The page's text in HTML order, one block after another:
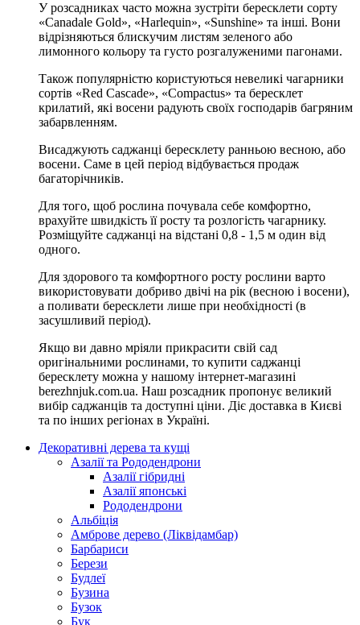
У розсадниках часто можна зустріти бересклети сорту
«Canadale Gold», «Harlequin», «Sunshine» та інші. Вони
відрізняються блискучим листям зеленого або
лимонного кольору та густо розгалуженими пагонами.
Також популярністю користуються невеликі чагарники
сортів «Red Cascade», «Compactus» та бересклет
крилатий, які восени радують своїх господарів багряним
забарвленням.
Висаджують саджанці бересклету ранньою весною, або
восени. Саме в цей період відбувається продаж
багаторічників.
Для того, щоб рослина почувала себе комфортно,
врахуйте швидкість її росту та розлогість чагарнику.
Розміщуйте саджанці на відстані 0,8 - 1,5 м один від
одного.
Для здорового та комфортного росту рослини варто
використовувати добриво двічі на рік (весною і восени),
а поливати бересклети лише при необхідності (в
засушливий період).
Якщо ви давно мріяли прикрасити свій сад
оригінальними рослинами, то купити саджанці
бересклету можна у нашому інтернет-магазині
berezhnjuk.com.ua. Наш розсадник пропонує великий
вибір саджанців та доступні ціни. Діє доставка в Києві
та по інших регіонах в Україні.
Декоративні дерева та кущі
Азалії та Рододендрони
Азалії гібридні
Азалії японські
Рододендрони
Альбіція
Амброве дерево (Ліквідамбар)
Барбариси
Берези
Будлеї
Бузина
Бузок
Бук